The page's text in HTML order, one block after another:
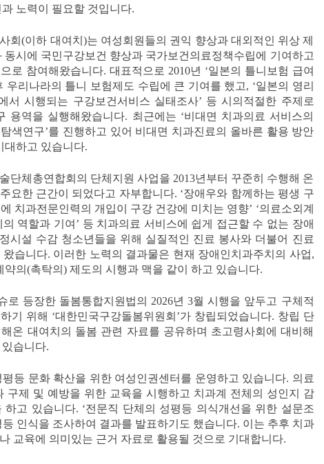
노력이 필요할 것입니다.
회(이하 대여치)는 여성회원들의 권익 향상과 대외적인 위상 제
동시에 국민구강보건 향상과 국가보건의료정책수립에 기여하고
로 참여해왔습니다. 대표적으로 2010년 ‘일본의 틀니보험 급여
우리나라의 틀니 보험제도 수립에 큰 기여를 했고, ‘일본의 영리
서 시행되는 구강보건서비스 실태조사’ 등 시의적절한 주제로
용역을 실행해왔습니다. 최근에는 ‘비대면 치과의료 서비스의
색연구’를 진행하고 있어 비대면 치과진료의 올바른 활용 방안
대하고 있습니다.
단체총연합회의 단체지원 사업을 2013년부터 꾸준히 수행해 온
요한 근간이 되었다고 자부합니다. ‘장애우와 함께하는 평생 구
치과전문인력의 개입이 구강 건강에 미치는 영향’ ‘의료소외계
역할과 기여’ 등 치과의료 서비스에 쉽게 접근할 수 없는 장애
시설 수감 청소년들을 위해 실질적인 진료 봉사와 더불어 진료
습니다. 이러한 노력의 결과물은 현재 장애인치과주치의 사업,
약의(촉탁의) 제도의 시행과 맥을 같이 하고 있습니다.
로 등장한 돌봄통합지원법의 2026년 3월 시행을 앞두고 구체적
기 위해 ‘대한민국구강돌봄위원회’가 창립되었습니다. 창립 단
온 대여치의 돌봄 관련 자료를 공유하며 초고령사회에 대비해
습니다.
등 문화 확산을 위한 여성인권센터를 운영하고 있습니다. 의료
구제 및 예방을 위한 교육을 시행하고 치과계 전체의 성인지 감
고 있습니다. ‘전문직 단체의 성평등 의식개선을 위한 설문조
인식을 조사하여 결과를 발표하기도 했습니다. 이는 추후 치과
교육에 의미있는 근거 자료로 활용될 것으로 기대합니다.